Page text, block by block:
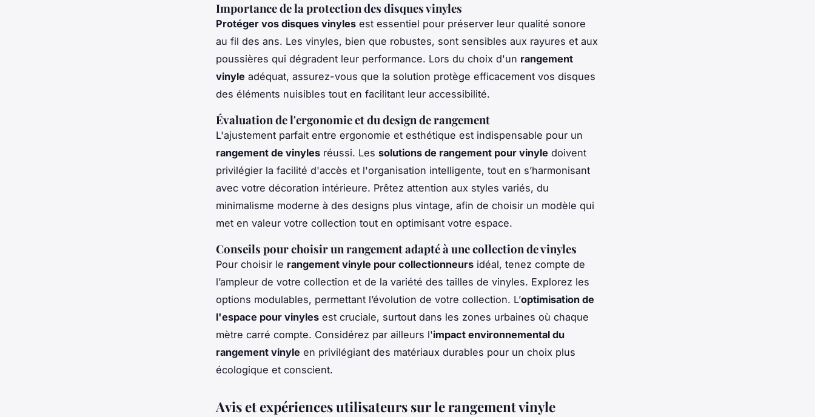
Importance de la protection des disques vinyles
Protéger vos disques vinyles est essentiel pour préserver leur qualité sonore
au fil des ans. Les vinyles, bien que robustes, sont sensibles aux rayures et aux
poussières qui dégradent leur performance. Lors du choix d'un rangement
vinyle adéquat, assurez-vous que la solution protège efficacement vos disques
des éléments nuisibles tout en facilitant leur accessibilité.
Évaluation de l'ergonomie et du design de rangement
L'ajustement parfait entre ergonomie et esthétique est indispensable pour un
rangement de vinyles réussi. Les solutions de rangement pour vinyle doivent
privilégier la facilité d'accès et l'organisation intelligente, tout en s’harmonisant
avec votre décoration intérieure. Prêtez attention aux styles variés, du
minimalisme moderne à des designs plus vintage, afin de choisir un modèle qui
met en valeur votre collection tout en optimisant votre espace.
Conseils pour choisir un rangement adapté à une collection de vinyles
Pour choisir le rangement vinyle pour collectionneurs idéal, tenez compte de
l’ampleur de votre collection et de la variété des tailles de vinyles. Explorez les
options modulables, permettant l’évolution de votre collection. L’optimisation de
l'espace pour vinyles est cruciale, surtout dans les zones urbaines où chaque
mètre carré compte. Considérez par ailleurs l'impact environnemental du
rangement vinyle en privilégiant des matériaux durables pour un choix plus
écologique et conscient.
Avis et expériences utilisateurs sur le rangement vinyle